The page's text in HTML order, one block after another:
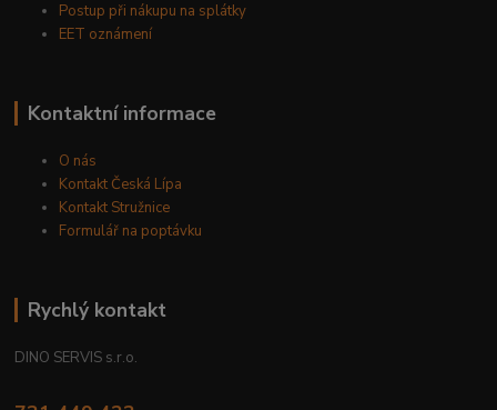
Postup při nákupu na splátky
EET oznámení
Kontaktní informace
O nás
Kontakt Česká Lípa
Kontakt Stružnice
Formulář na poptávku
Rychlý kontakt
DINO SERVIS s.r.o.